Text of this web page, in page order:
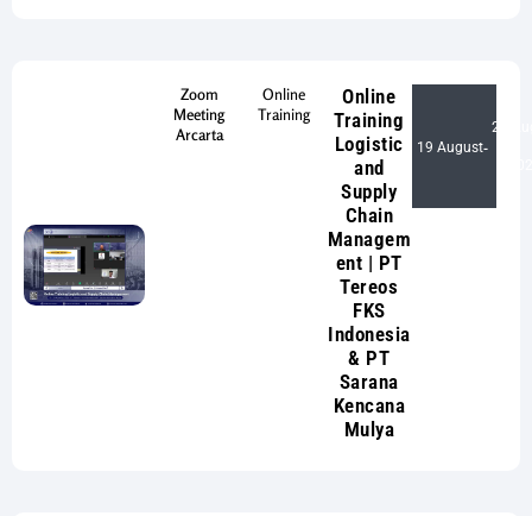
Zoom
Meeting
Arcarta
Online
Training
Online
Training
Logistic
and
Supply
Chain
Managem
ent | PT
Tereos
FKS
Indonesia
& PT
Sarana
Kencana
Mulya
19 August-
20